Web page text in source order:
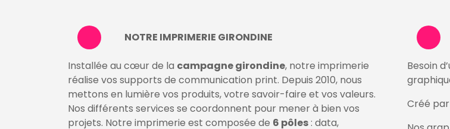
NOTRE IMPRIMERIE GIRONDINE
Installée au cœur de la campagne girondine, notre imprimerie
réalise vos supports de communication print. Depuis 2010, nous
mettons en lumière vos produits, votre savoir-faire et vos valeurs.
Nos différents services se coordonnent pour mener à bien vos
projets. Notre imprimerie est composée de 6 pôles: data,
Besoin
Créé